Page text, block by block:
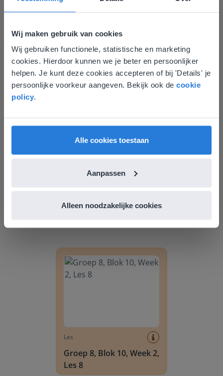
Wij maken gebruik van cookies
Wij gebruiken functionele, statistische en marketing
cookies. Hierdoor kunnen we je beter en persoonlijker
helpen. Je kunt deze cookies accepteren of bij 'Details' je
persoonlijke voorkeur aangeven. Bekijk ook de cookie
policy.
Alle cookies toestaan
Aanpassen
Alleen noodzakelijke cookies
Groep 8, Blok 9, Week 3,
Les 11
Groep 8, Blok 10, Week 2,
Les
Groep 8, Blok 10, Week 2,
Les 8
Deze website komt niet
overeen met je locatie
Gezien je locatie, denken we dat je misschien
liever naar de website voor English gaat. Hier
English
Nederland